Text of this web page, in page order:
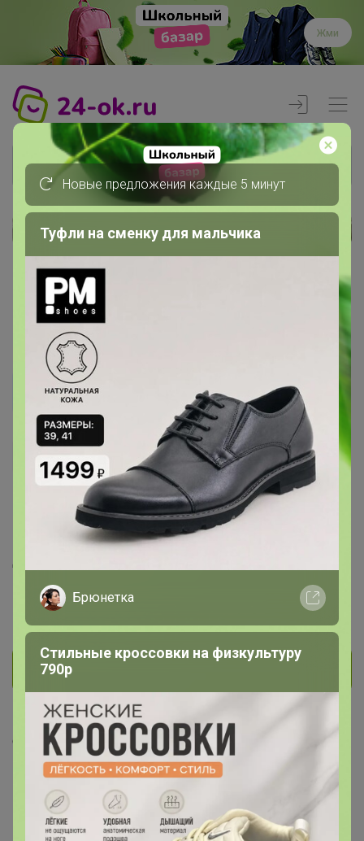
Жми
Главная
Члены клуба
Светлана2697
Светлана2697
Мастер СП
19 4 178
На сайте час назад
Красноярск
В клубе с 17 февраля 2022 г.
Скопировать ссылку
Медали
Номинировать на медаль
Новые предложения каждые 5 минут
Туфли на сменку для мальчика
Брюнетка
Стильные кроссовки на физкультуру
790р